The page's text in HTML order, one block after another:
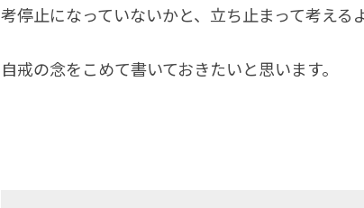
考停止になっていないかと、立ち止まって考える
自戒の念をこめて書いておきたいと思います。